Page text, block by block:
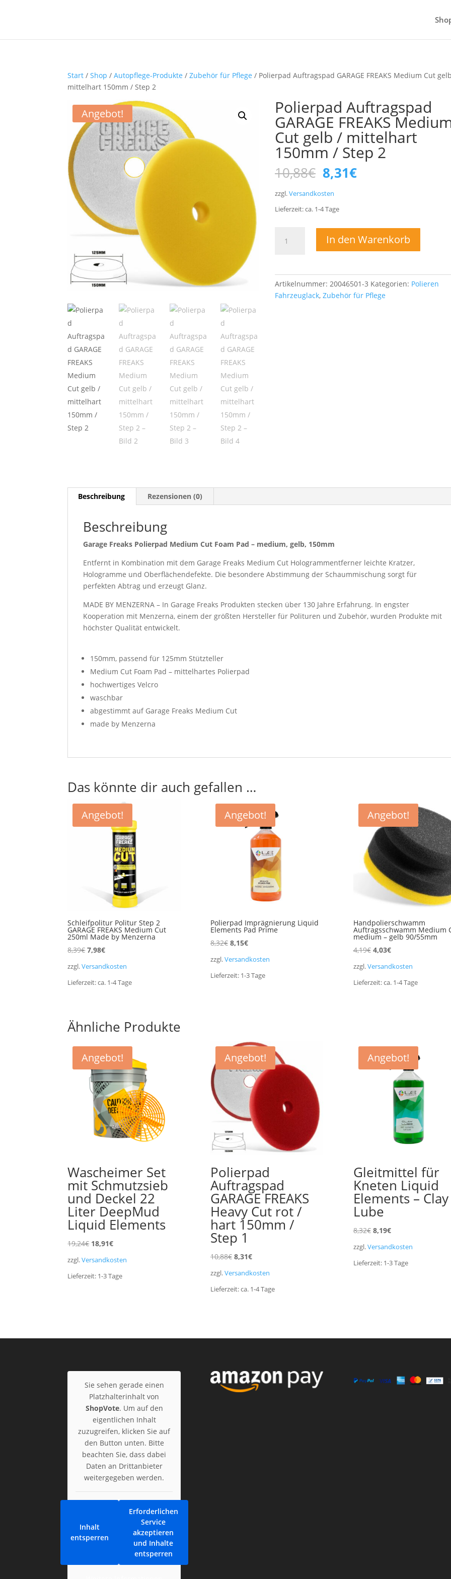
Start /Shop /Autopflege-Produkte /Zubehör für Pflege / Polierpad Auftragspad GARAGE FREAKS Medium Cut
mittelhart 150mm / Step 2
Angebot! Polierpad Auftragspad
GARAGE FREAKS
Cut gelb / mittelhart
150mm / Step 2
10,88€ Ursprünglicher
Preis
war:
10,88€
8,31€Aktueller
zzgl.Versandkosten
Lieferzeit:ca. 1-4Tage
Auftragspad
Medium
Cut
In den Warenkorb
Artikelnummer:20046501-3 Kategorien: Polieren
Fahrzeuglack,Zubehör für Pflege
Beschreibung Rezensionen (0)
Beschreibung
Garage Freaks Polierpad Medium Cut Foam Pad – medium, gelb, 150mm
Entfernt in Kombination mit dem Garage Freaks Medium Cut Hologrammentferner leichte Kratzer,
Hologramme und Oberflächendefekte. Die besondere Abstimmung der Schaummischung sorgt für
perfekten Abtrag und erzeugt Glanz.
MADE BY MENZERNA – In Garage Freaks Produkten stecken über 130 Jahre Erfahrung. In engster
Kooperation mit Menzerna, einem der größten Hersteller für Polituren und Zubehör, wurden Produkte mit
höchster Qualität entwickelt.
150mm, passend für 125mm Stützteller
Medium Cut Foam Pad – mittelhartes Polierpad
hochwertiges Velcro
waschbar
abgestimmt auf Garage Freaks Medium Cut
made by Menzerna
Das könnte dir auch gefallen …
Angebot!
Schleifpolitur Politur Step 2
GARAGE FREAKS Medium Cut
250ml Made by Menzerna
8,39€Ursprünglicher
8,39€
7,98€Aktueller
7,98€.
zzgl.Versandkosten
Lieferzeit:ca. 1-4Tage
Angebot!
Polierpad Imprägnierung Liquid
Elements Pad Prime
8,32€ Ursprünglicher
8,32€
8,15€Aktueller
8,15€.
zzgl.Versandkosten
Lieferzeit: 1-3Tage
Angebot!
Handpolierschwamm
Auftragsschwamm Medium
medium – gelb 90/55mm
4,19€ Ursprünglicher
4,19€
4,03€Aktueller
4,03€.
zzgl.Versandkosten
Lieferzeit:ca. 1-4Tage
Ähnliche Produkte
Angebot!
Wascheimer Set
mit Schmutzsieb
und Deckel 22
Liter DeepMud
Liquid Elements
19,24€ Ursprünglicher
19,24€
18,91€Aktueller
18,91€.
zzgl.Versandkosten
Lieferzeit: 1-3Tage
Angebot!
Polierpad
Auftragspad
GARAGE FREAKS
Heavy Cut rot /
hart 150mm /
Step 1
10,88€ Ursprünglicher
10,88€
8,31€Aktueller
8,31€.
zzgl.Versandkosten
Lieferzeit:ca. 1-4Tage
Angebot!
Gleitmittel für
Kneten Liquid
Elements – Clay
Lube
8,32€ Ursprünglicher
8,32€
8,19€Aktueller
8,19€.
zzgl.Versandkosten
Lieferzeit: 1-3Tage
Sie sehen gerade einen
Platzhalterinhalt von
ShopVote. Um auf den
eigentlichen Inhalt
zuzugreifen, klicken Sie auf
den Button unten. Bitte
beachten Sie, dass dabei
Daten an Drittanbieter
weitergegeben werden.
Inhalt
entsperren
Erforderlichen
Service
akzeptieren
und Inhalte
entsperren